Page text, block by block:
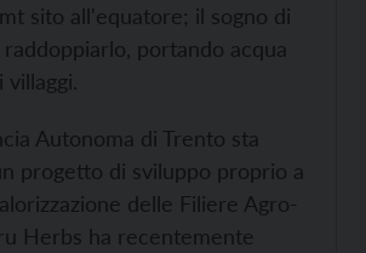
sito all'equatore; il sogno di
portando acqua
villaggi.
Autonoma di Trento sta
progetto di sviluppo proprio a
delle Filiere Agro-
Herbs ha recentemente